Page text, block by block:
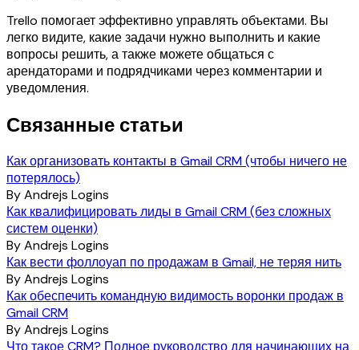
Trello помогает эффективно управлять объектами. Вы
легко видите, какие задачи нужно выполнить и какие
вопросы решить, а также можете общаться с
арендаторами и подрядчиками через комментарии и
уведомления.
Связанные статьи
Как организовать контакты в Gmail CRM (чтобы ничего не
потерялось)
ByAndrejs Logins
Как квалифицировать лиды в Gmail CRM (без сложных
систем оценки)
ByAndrejs Logins
Как вести фоллоуап по продажам в Gmail, не теряя нить
ByAndrejs Logins
Как обеспечить командную видимость воронки продаж в
Gmail CRM
ByAndrejs Logins